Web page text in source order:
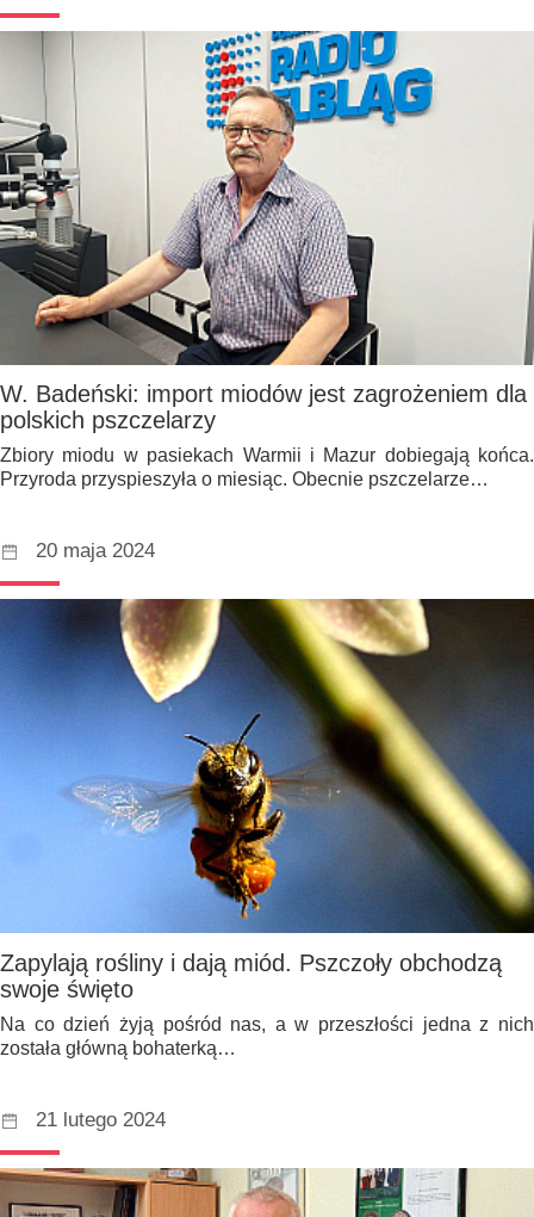
W. Badeński: import miodów jest zagrożeniem dla
polskich pszczelarzy
Zbiory miodu w pasiekach Warmii i Mazur dobiegają końca.
Przyroda przyspieszyła o miesiąc. Obecnie pszczelarze…
20 maja 2024
Zapylają rośliny i dają miód. Pszczoły obchodzą
swoje święto
Na co dzień żyją pośród nas, a w przeszłości jedna z nich
została główną bohaterką…
21 lutego 2024